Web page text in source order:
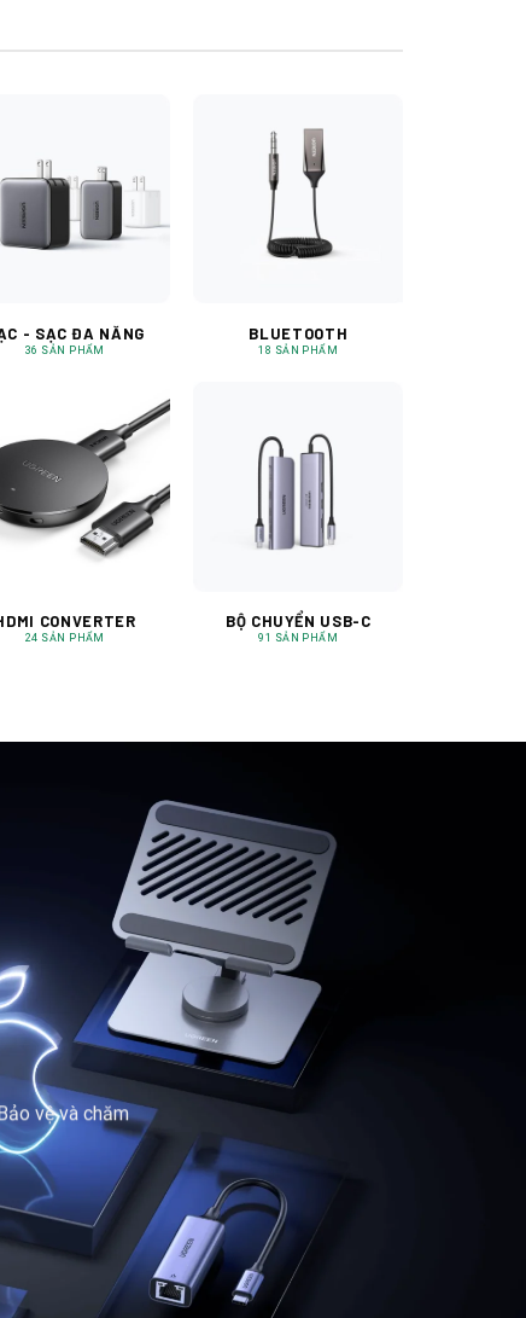
- SẠC ĐA NĂNG
36 SẢN PHẨM
BLUETOOTH
18 SẢN PHẨM
CONVERTER
24 SẢN PHẨM
BỘ CHUYỂN USB-C
91 SẢN PHẨM
vệ và chăm